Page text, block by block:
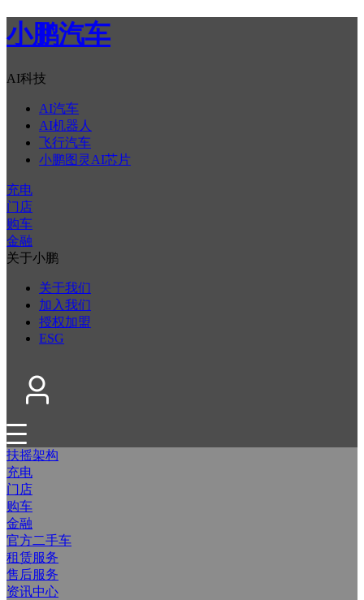
小鹏汽车
AI科技
AI汽车
AI机器人
飞行汽车
小鹏图灵AI芯片
充电
门店
购车
金融
关于小鹏
关于我们
加入我们
授权加盟
ESG
扶摇架构
充电
门店
购车
金融
官方二手车
租赁服务
售后服务
资讯中心